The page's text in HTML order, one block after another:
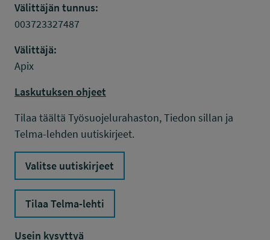
Välittäjän tunnus:
003723327487
Välittäjä:
Apix
Laskutuksen ohjeet
Tilaa täältä Työsuojelurahaston, Tiedon sillan ja
Telma-lehden uutiskirjeet.
Valitse uutiskirjeet
Tilaa Telma-lehti
Usein kysyttyä